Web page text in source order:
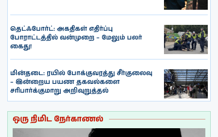
தெட்ஃபோர்ட்: அகதிகள் எதிர்ப்பு
போராட்டத்தில் வன்முறை – மேலும் பலர்
கைது!
மின்தடை: ரயில் போக்குவரத்து சீர்குலைவு
– இன்றைய பயண தகவல்களை
சரிபார்க்குமாறு அறிவுறுத்தல்
ஒரு நிமிட நேர்காணல்